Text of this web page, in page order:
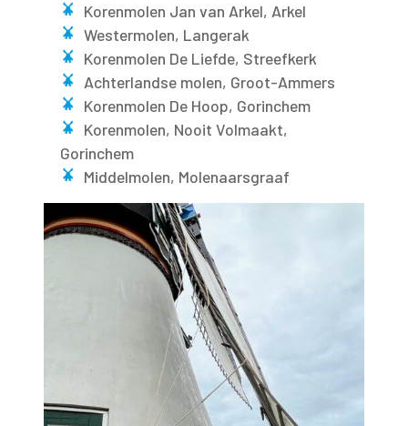
Korenmolen Jan van Arkel, Arkel
Westermolen, Langerak
Korenmolen De Liefde, Streefkerk
Achterlandse molen, Groot-Ammers
Korenmolen De Hoop, Gorinchem
Korenmolen, Nooit Volmaakt,
Gorinchem
Middelmolen, Molenaarsgraaf